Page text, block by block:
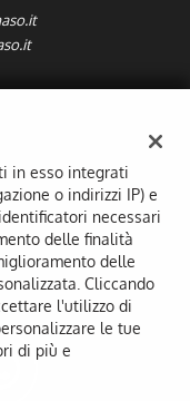
in esso integrati
o indirizzi IP) e
necessari
delle finalità
delle
Cliccando
l'utilizzo di
le tue
di più e